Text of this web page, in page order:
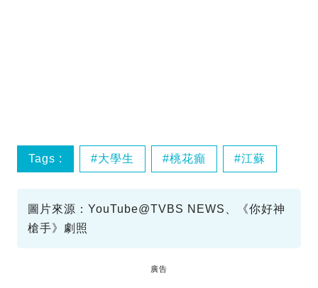
Tags : 大學生 桃花癲 江蘇
圖片來源：YouTube@TVBS NEWS、《你好神
槍手》劇照
廣告